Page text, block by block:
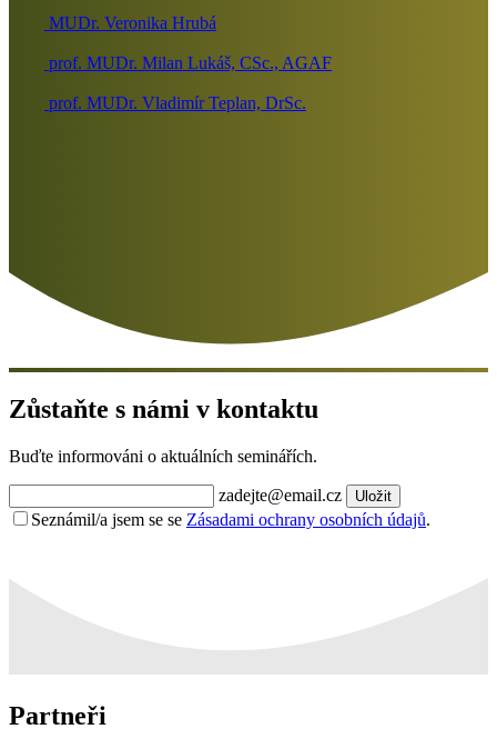
MUDr. Veronika Hrubá
prof. MUDr. Milan Lukáš, CSc., AGAF
prof. MUDr. Vladimír Teplan, DrSc.
Zůstaňte s námi v kontaktu
Buďte informováni o aktuálních seminářích.
zadejte@email.cz Uložit
Seznámil/a jsem se se Zásadami ochrany osobních údajů.
Partneři